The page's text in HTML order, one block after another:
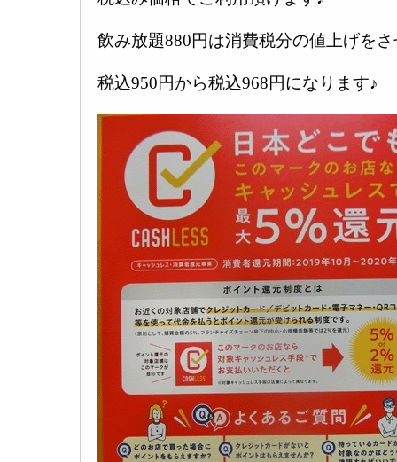
飲み放題880円は消費税分の値上げを
税込950円から税込968円になります♪